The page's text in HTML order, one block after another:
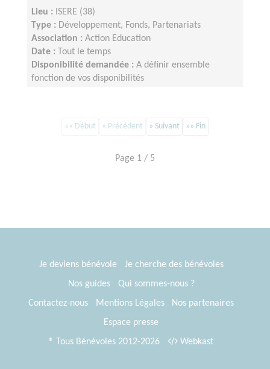
Lieu : ISERE (38)
Type : Développement, Fonds, Partenariats
Association : Action Education
Date :
Tout le temps
Disponibilité demandée : A définir ensemble
fonction de vos disponibilités
«« Début « Précédent » Suivant »» Fin
Page 1 / 5
Je deviens bénévole
Je cherche des bénévoles
Nos guides
Qui sommes-nous ?
Contactez-nous
Mentions Légales
Nos partenaires
Espace presse
® Tous Bénévoles 2012-2026
Webkast